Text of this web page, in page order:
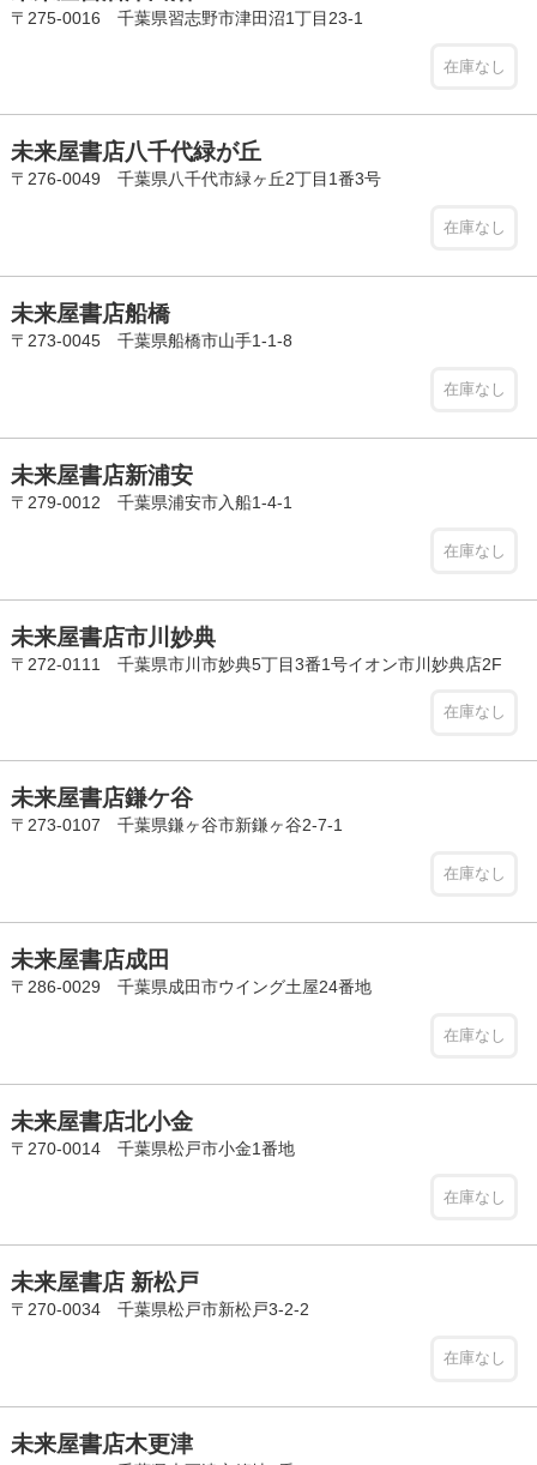
〒275-0016 千葉県習志野市津田沼1丁目23-1
在庫なし
未来屋書店八千代緑が丘
〒276-0049 千葉県八千代市緑ヶ丘2丁目1番3号
在庫なし
未来屋書店船橋
〒273-0045 千葉県船橋市山手1-1-8
在庫なし
未来屋書店新浦安
〒279-0012 千葉県浦安市入船1-4-1
在庫なし
未来屋書店市川妙典
〒272-0111 千葉県市川市妙典5丁目3番1号イオン市川妙典店2F
在庫なし
未来屋書店鎌ケ谷
〒273-0107 千葉県鎌ヶ谷市新鎌ヶ谷2-7-1
在庫なし
未来屋書店成田
〒286-0029 千葉県成田市ウイング土屋24番地
在庫なし
未来屋書店北小金
〒270-0014 千葉県松戸市小金1番地
在庫なし
未来屋書店 新松戸
〒270-0034 千葉県松戸市新松戸3-2-2
在庫なし
未来屋書店木更津